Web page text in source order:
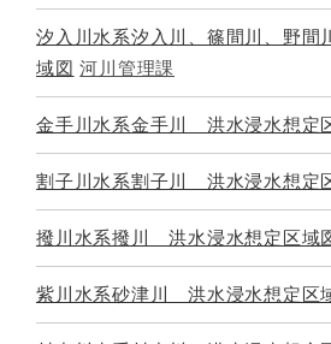
汐入川水系汐入川、篠間川、野
域図 河川管理課
金手川水系金手川 洪水浸水想定
割子川水系割子川 洪水浸水想定
撥川水系撥川 洪水浸水想定区域
紫川水系砂津川 洪水浸水想定区